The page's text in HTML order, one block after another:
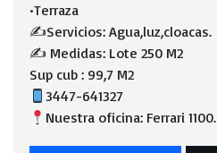
•Terraza
✍️Servicios: Agua,luz,cloacas.
✍️ Medidas: Lote 250 M2
Sup cub : 99,7 M2
3447-641327
Nuestra oficina: Ferrari 1100.